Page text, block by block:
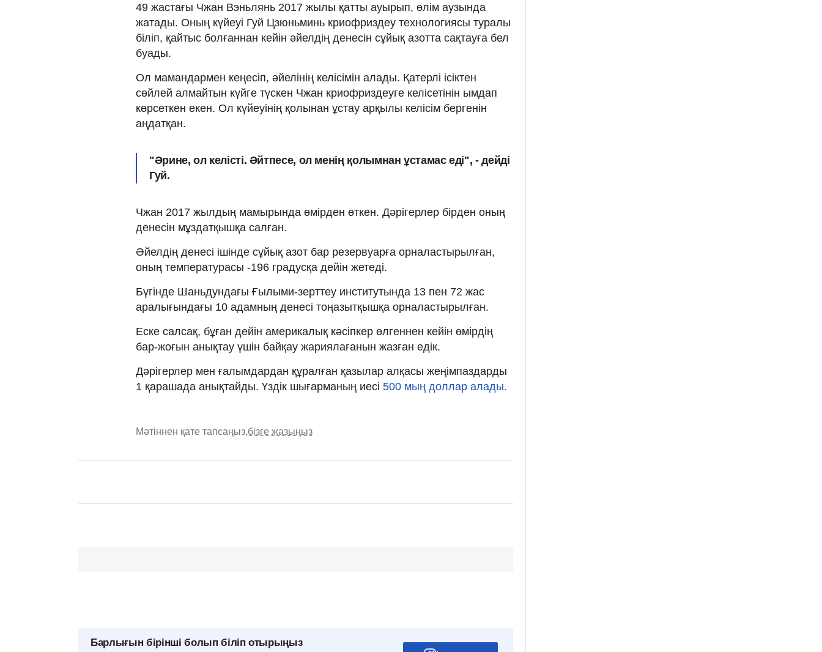
49 жастағы Чжан Вэньлянь 2017 жылы қатты ауырып, өлім аузында
жатады. Оның күйеуі Гуй Цзюньминь криофриздеу технологиясы туралы
біліп, қайтыс болғаннан кейін әйелдің денесін сұйық азотта сақтауға бел
буады.
Ол мамандармен кеңесіп, әйелінің келісімін алады. Қатерлі ісіктен
сөйлей алмайтын күйге түскен Чжан криофриздеуге келісетінін ымдап
көрсеткен екен. Ол күйеуінің қолынан ұстау арқылы келісім бергенін
аңдатқан.
"Әрине, ол келісті. Әйтпесе, ол менің қолымнан ұстамас еді", - дейді
Гуй.
Чжан 2017 жылдың мамырында өмірден өткен. Дәрігерлер бірден оның
денесін мұздатқышқа салған.
Әйелдің денесі ішінде сұйық азот бар резервуарға орналастырылған,
оның температурасы -196 градусқа дейін жетеді.
Бүгінде Шаньдундағы Ғылыми-зерттеу институтында 13 пен 72 жас
аралығындағы 10 адамның денесі тоңазытқышқа орналастырылған.
Еске салсақ, бұған дейін америкалық кәсіпкер өлгеннен кейін өмірдің
бар-жоғын анықтау үшін байқау жариялағанын жазған едік.
Дәрігерлер мен ғалымдардан құралған қазылар алқасы жеңімпаздарды
1 қарашада анықтайды. Үздік шығарманың иесі 500 мың доллар алады.
Мәтіннен қате тапсаңыз,бізге жазыңыз
Барлығын бірінші болып біліп отырыңыз